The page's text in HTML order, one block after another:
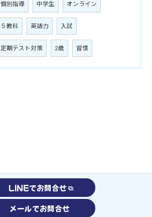
個別指導 中学生 オンライン
５教科 英語力 入試
定期テスト対策 2歳 習慣
LINEでお問合せ
メールでお問合せ